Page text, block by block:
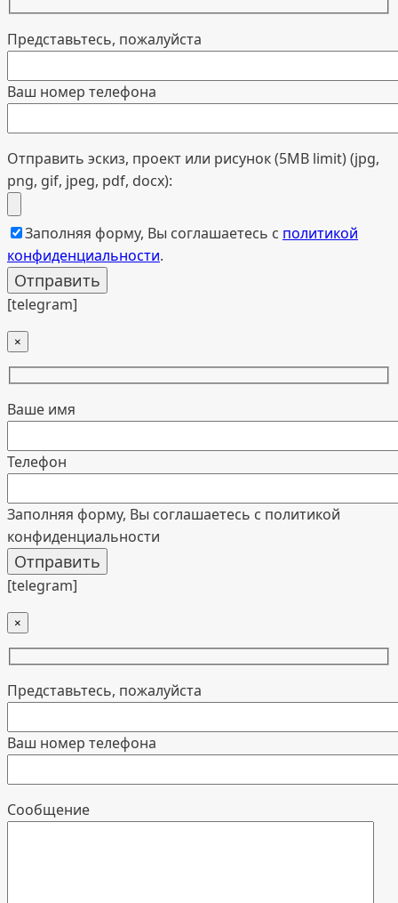
Представьтесь, пожалуйста
Ваш номер телефона
Отправить эскиз, проект или рисунок (5MB limit) (jpg,
png, gif, jpeg, pdf, docx):
Заполняя форму, Вы соглашаетесь с политикой
конфиденциальности.
[telegram]
×
Ваше имя
Телефон
Заполняя форму, Вы соглашаетесь с политикой
конфиденциальности
[telegram]
×
Представьтесь, пожалуйста
Ваш номер телефона
Cообщение